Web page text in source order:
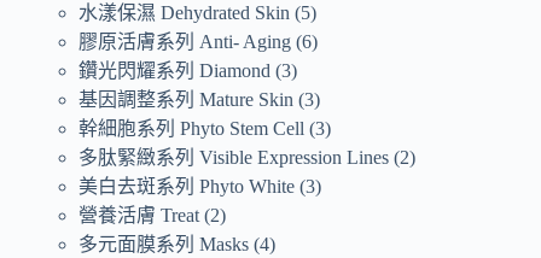
水漾保濕 Dehydrated Skin
5
膠原活膚系列 Anti- Aging 6
鑽光閃耀系列 Diamond 3
基因調整系列 Mature Skin 3
幹細胞系列 Phyto Stem Cell 3
多肽緊緻系列 Visible Expression Lines 2
美白去斑系列 Phyto White 3
營養活膚 Treat 2
多元面膜系列 Masks 4